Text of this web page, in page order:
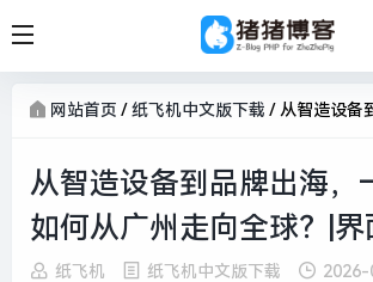
网站首页 /纸飞机中文版下载 / 从智造设备到品牌出海，一
从智造设备到品牌出海，
如何从广州走向全球？|界
纸飞机 纸飞机中文版下载